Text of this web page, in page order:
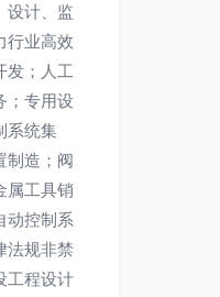
设计、监
行业高效
发；人工
；专用设
系统集
制造；阀
属工具销
动控制系
法规非禁
工程设计